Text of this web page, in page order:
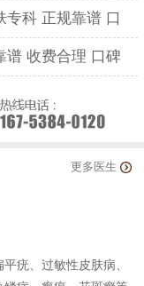
专科 正规靠谱 口
谱 收费合理 口碑
更多医生
疣、过敏性皮肤病、